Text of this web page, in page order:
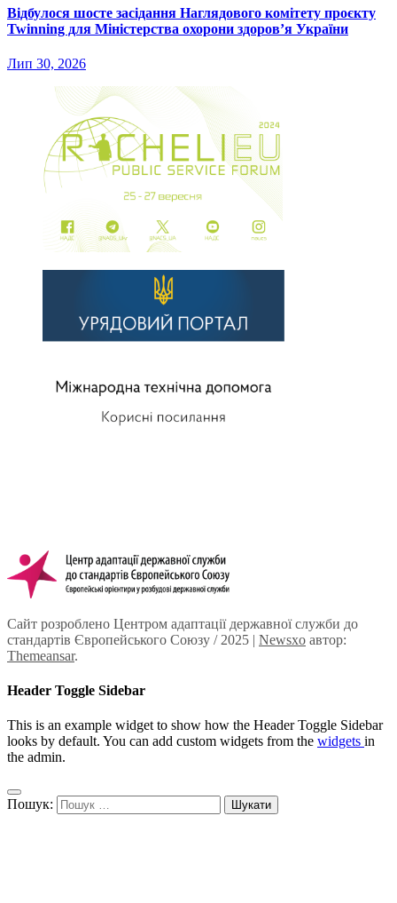
Відбулося шосте засідання Наглядового комітету проєкту
Twinning для Міністерства охорони здоров’я України
Лип 30, 2026
Сайт розроблено Центром адаптації державної служби до
стандартів Європейського Союзу / 2025 | Newsxo автор:
Themeansar.
Header Toggle Sidebar
This is an example widget to show how the Header Toggle Sidebar
looks by default. You can add custom widgets from the widgets in
the admin.
Пошук: